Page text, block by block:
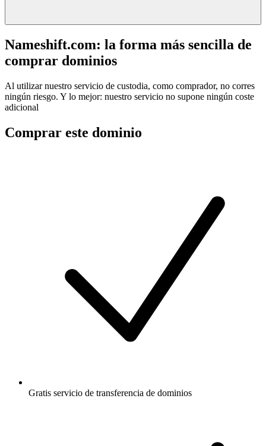
Nameshift.com: la forma más sencilla de
comprar dominios
Al utilizar nuestro servicio de custodia, como comprador, no corres
ningún riesgo. Y lo mejor: nuestro servicio no supone ningún coste
adicional
Comprar este dominio
Gratis servicio de transferencia de dominios